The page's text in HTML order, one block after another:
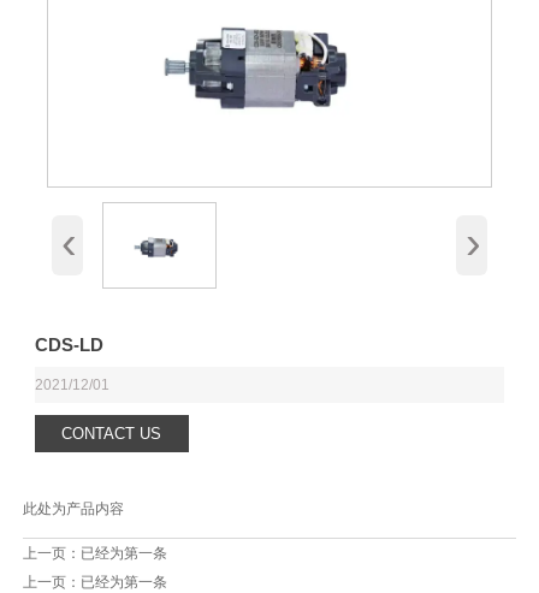
‹ ›
CDS-LD
2021/12/01
CONTACT US
此处为产品内容
上一页：已经为第一条
上一页：已经为第一条